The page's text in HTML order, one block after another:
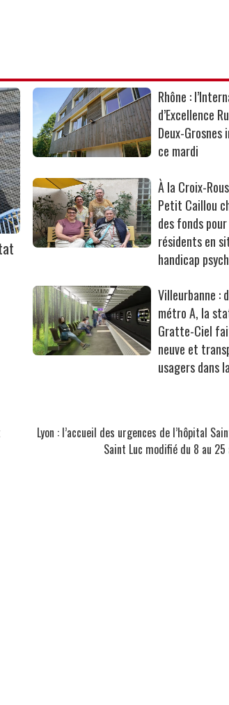
Rhône :
d’Excellence
Deux-Grosnes
ce mardi
À la Croix-
Petit Caillou
des fonds
résidents en
handicap
Villeurbanne :
métro A, la
Gratte-Ciel
neuve et
usagers dans
Lyon : l’accueil des urgences de l’hôpital
Saint Luc modifié du 8 au 25